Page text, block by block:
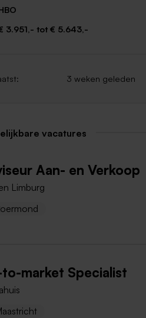
3.951,- tot € 5.643,-
3 weken geleden
vacatures
Aan- en Verkoop
Limburg
market Specialist